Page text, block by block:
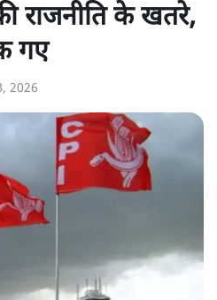
राजनीति के खतरे,
गए
2026